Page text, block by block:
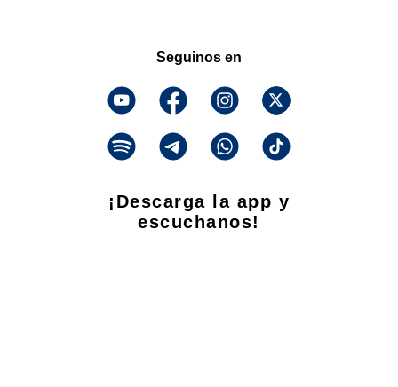
Seguinos en
¡Descarga la app y
escuchanos!